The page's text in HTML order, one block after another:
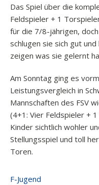
Das Spiel über die
Feldspieler + 1
für die 7/8-jährigen,
schlugen sie sich gut
zeigen was sie gelernt
Am Sonntag ging es
Leistungsvergleich in
Mannschaften des FSV
(4+1: Vier Feldspieler +
Kinder sichtlich wohler
Stellungsspiel und toll
Toren.
F-Jugend